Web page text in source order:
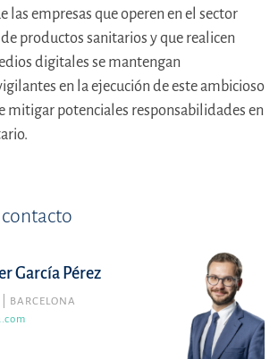
las empresas que operen en el sector
productos sanitarios y que realicen
digitales se mantengan
en la ejecución de este ambicioso
mitigar potenciales responsabilidades en
García Pérez
BARCELONA